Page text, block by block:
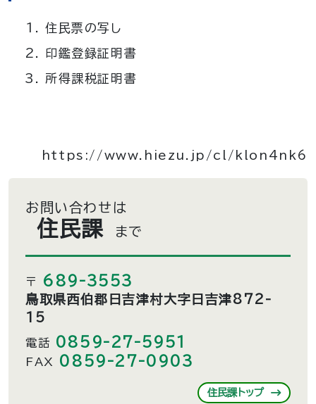
住民票の写し
印鑑登録証明書
所得課税証明書
https://www.hiezu.jp/cl/klon4nk6
お問い合わせは
住民課 まで
〒 689-3553
鳥取県西伯郡日吉津村大字日吉津872-
15
電話 0859-27-5951
FAX 0859-27-0903
住民課トップ